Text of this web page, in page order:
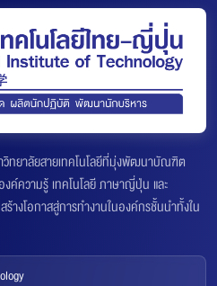
ทยาลัยสายเทคโนโลยีที่มุ่งพัฒนาบัณฑิต
ความรู้ เทคโนโลยี ภาษาญี่ปุ่น และ
งโอกาสสู่การทำงานในองค์กรชั้นนำทั้งใน